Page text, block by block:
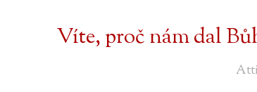
Víte, proč nám dal